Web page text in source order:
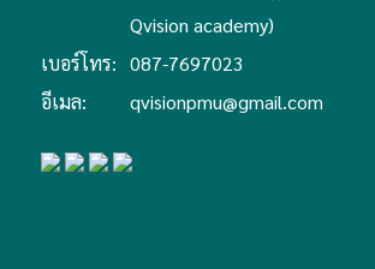
Qvision academy)
เบอร์โทร: 087-7697023
อีเมล:
qvisionpmu@gmail.com